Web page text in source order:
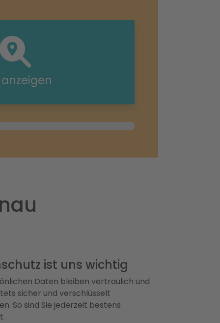
ist uns wichtig
Daten bleiben vertraulich und
sicher und verschlüsselt
So sind Sie jederzeit bestens